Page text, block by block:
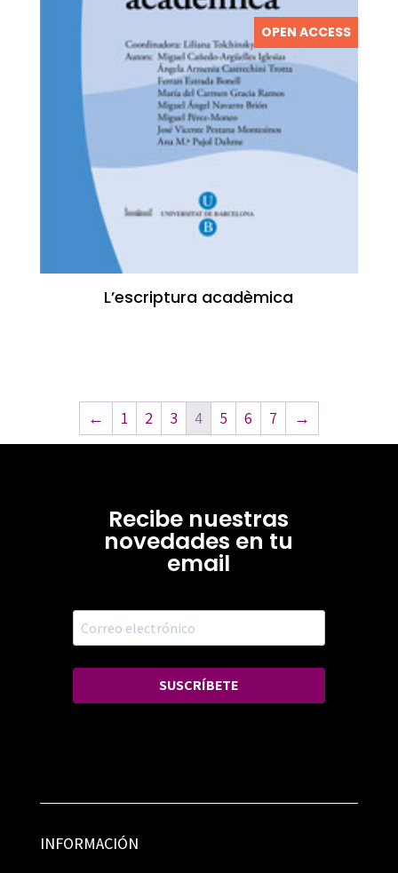
OPEN ACCESS
L’escriptura acadèmica
← 1 2 3 4 5 6 7 →
Recibe nuestras
novedades en tu
email
SUSCRÍBETE
INFORMACIÓN